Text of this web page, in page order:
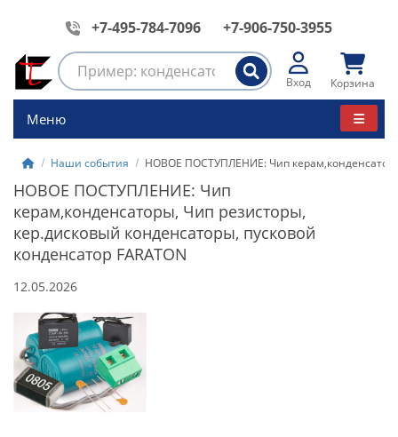
+7-495-784-7096 +7-906-750-3955
Вход Корзина
Меню
Наши события НОВОЕ ПОСТУПЛЕНИЕ: Чип
НОВОЕ ПОСТУПЛЕНИЕ: Чип
керам,конденсаторы, Чип резисторы,
кер.дисковый конденсаторы, пусковой
конденсатор FARATON
12.05.2026